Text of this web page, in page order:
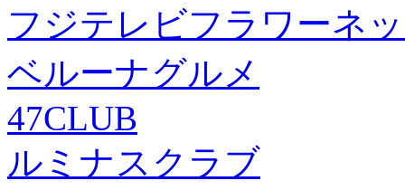
フジテレビフラワーネ
ベルーナグルメ
47CLUB
ルミナスクラブ